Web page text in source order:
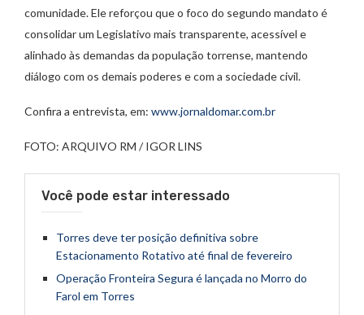
comunidade. Ele reforçou que o foco do segundo mandato é
consolidar um Legislativo mais transparente, acessível e
alinhado às demandas da população torrense, mantendo
diálogo com os demais poderes e com a sociedade civil.
Confira a entrevista, em: www.jornaldomar.com.br
FOTO: ARQUIVO RM / IGOR LINS
Você pode estar interessado
Torres deve ter posição definitiva sobre
Estacionamento Rotativo até final de fevereiro
Operação Fronteira Segura é lançada no Morro do
Farol em Torres